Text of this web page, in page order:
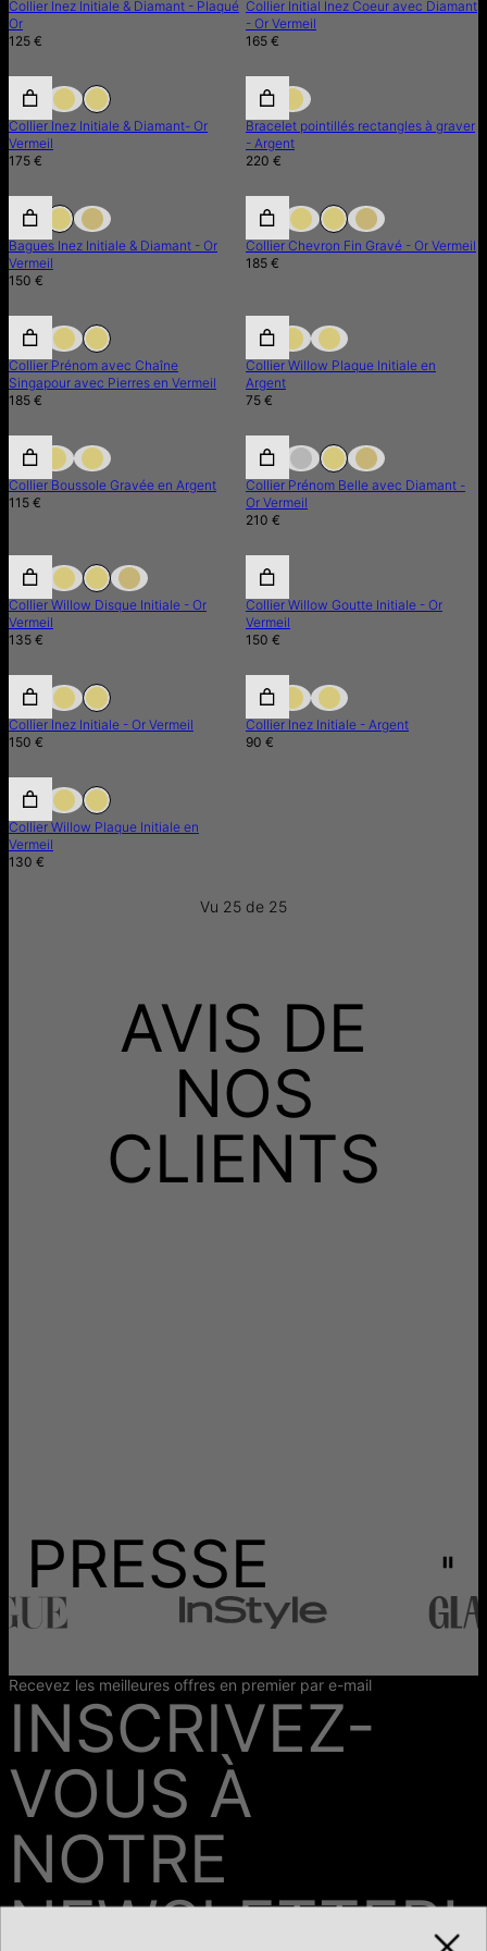
Collier Inez Initiale & Diamant - Plaqué
Or
125 €
Collier Initial Inez Coeur avec Diamant
- Or Vermeil
165 €
Collier Inez Initiale & Diamant- Or
Vermeil
175 €
Bracelet pointillés rectangles à graver
- Argent
220 €
Bagues Inez Initiale & Diamant - Or
Vermeil
150 €
Collier Chevron Fin Gravé - Or Vermeil
185 €
Collier Prénom avec Chaîne
Singapour avec Pierres en Vermeil
185 €
Collier Willow Plaque Initiale en
Argent
75 €
Collier Boussole Gravée en Argent
115 €
Collier Prénom Belle avec Diamant -
Or Vermeil
210 €
Collier Willow Disque Initiale - Or
Vermeil
135 €
Collier Willow Goutte Initiale - Or
Vermeil
150 €
Collier Inez Initiale - Or Vermeil
150 €
Collier Inez Initiale - Argent
90 €
Collier Willow Plaque Initiale en
Vermeil
130 €
Vu 25 de 25
AVIS DE
NOS
CLIENTS
PRESSE
Recevez les meilleures offres en premier par e-mail
INSCRIVEZ-
VOUS À
NOTRE
NEWSLETTER!